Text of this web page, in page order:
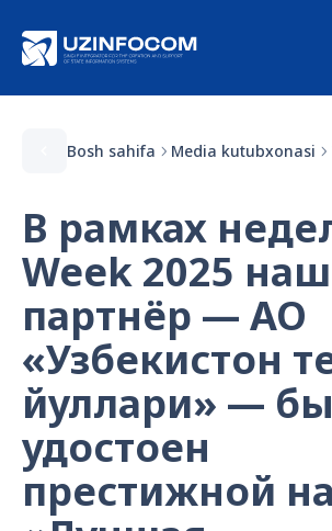
Bosh sahifa Media kutubxonasi
В рамках
Week 2025 наш
партнёр — АО
«Узбекистон
йуллари» —
удостоен
престижной